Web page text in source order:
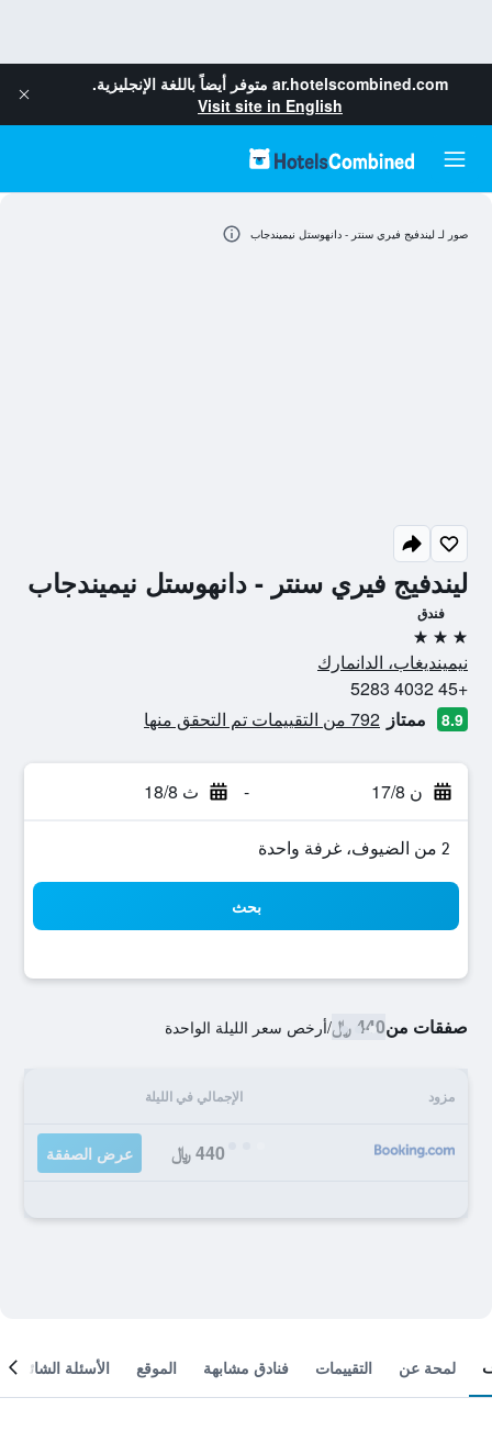
ar.hotelscombined.com متوفر أيضاً باللغة الإنجليزية.
Visit site in English
ليندفيج فيري سنتر - دانهوستل نيميندجاب
فندق
3 نجوم
نيمينديغاب، الدانمارك
+45 4032 5283
8.9 ممتاز 792 من التقييمات تم التحقق منها
ن 17/8 - ث 18/8
2 من الضيوف، غرفة واحدة
بحث
صفقات من440 ﷼ /أرخص سعر الليلة الواحدة
مزود الإجمالي في الليلة
440 ﷼ عرض الصفقة
صور لـ ليندفيج فيري سنتر - دانهوستل نيميندجاب
لمحة عن التقييمات فنادق مشابهة الموقع الأسئلة الشائعة